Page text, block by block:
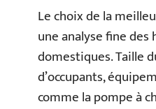
Le choix de la
une analyse fine des
domestiques. Taille
d’occupants,
comme la pompe à